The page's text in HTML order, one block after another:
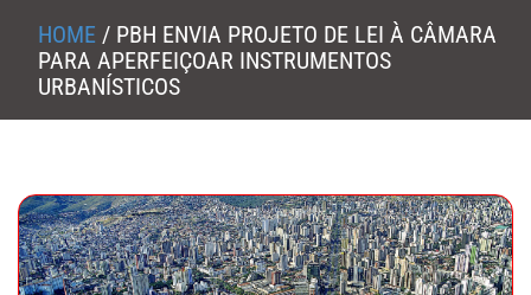
HOME / PBH ENVIA PROJETO DE LEI À CÂMARA
PARA APERFEIÇOAR INSTRUMENTOS
URBANÍSTICOS